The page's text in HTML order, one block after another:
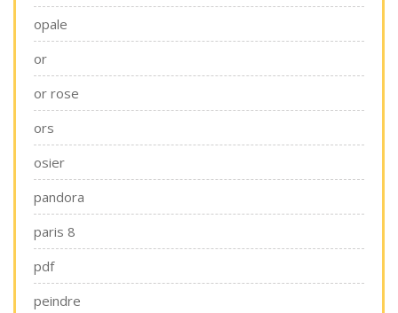
opale
or
or rose
ors
osier
pandora
paris 8
pdf
peindre